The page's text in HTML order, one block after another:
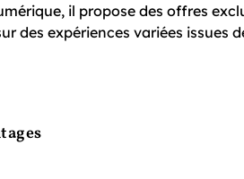
il propose des offres
des expériences variées issues